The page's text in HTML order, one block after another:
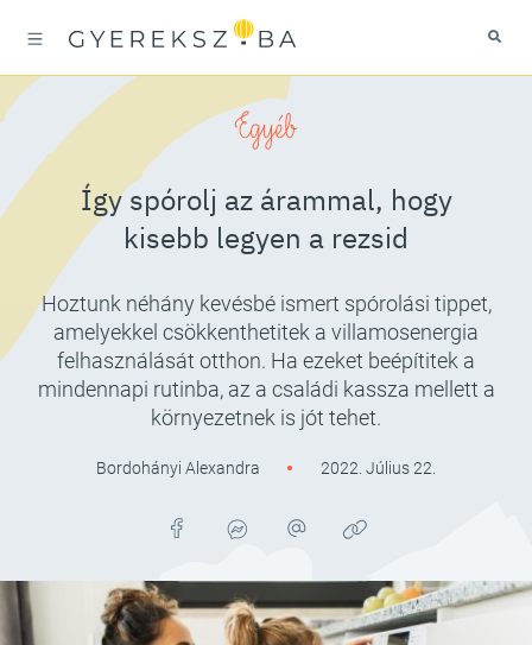
Egyéb
Így spórolj az árammal, hogy
kisebb legyen a rezsid
Hoztunk néhány kevésbé ismert spórolási tippet,
amelyekkel csökkenthetitek a villamosenergia
felhasználását otthon. Ha ezeket beépítitek a
mindennapi rutinba, az a családi kassza mellett a
környezetnek is jót tehet.
Bordohányi Alexandra 2022. Július 22.